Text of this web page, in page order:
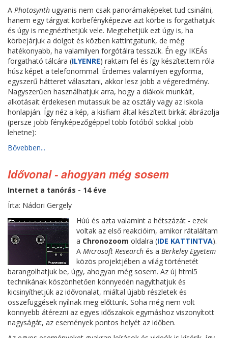
A Photosynth ugyanis nem csak panorámaképeket tud csinálni,
hanem egy tárgyat körbefényképezve azt körbe is forgathatjuk
és úgy is megnézthetjük vele. Megtehetjük ezt úgy is, ha
körbejárjuk a dolgot és közben kattintgatunk, de még
hatékonyabb, ha valamilyen forgótálra tesszük. Én egy IKEÁs
forgatható tálcára (ILYENRE) raktam fel és így készítettem róla
húsz képet a telefonommal. Érdemes valamilyen egyforma,
egyszerű hátteret választani, akkor lesz jobb a végeredmény.
Nagyszerűen használhatjuk arra, hogy a diákok munkáit,
alkotásait érdekesen mutassuk be az osztály vagy az iskola
honlapján. Így néz a kép, a kisfiam által készített birkát ábrázolja
(persze jobb fényképezőgéppel több fotóból sokkal jobb
lehetne):
Bővebben...
Idővonal - ahogyan még sosem
Internet a tanórás - 14 éve
Írta: Nádori Gergely
Húú és azta valamint a hétszázát - ezek
voltak az első reakcióim, amikor rátaláltam
a Chronozoom oldalra (IDE KATTINTVA).
A Microsoft Research és a Berkeley Egyetem
közös projektjében a világ történetét
barangolhatjuk be, úgy, ahogyan még sosem. Az új html5
technikának köszönhetően könnyedén nagyíthatjuk és
kicsinyíthetjük az idővonalat, miáltal újabb részletek és
összefüggések nyílnak meg előttünk. Soha még nem volt
könnyebb átérezni az egyes időszakok egymáshoz viszonyított
nagyságát, az események pontos helyét az időben.